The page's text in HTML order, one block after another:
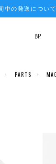
中の発送につい
PARTS